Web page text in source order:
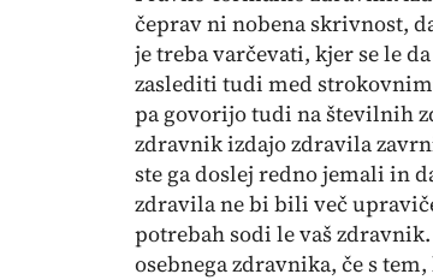
čeprav ni nobena skrivnost,
je treba varčevati, kjer se le
zaslediti tudi med
pa govorijo tudi na številnih
zdravnik izdajo zdravila
ste ga doslej redno jemali in
zdravila ne bi bili več
potrebah sodi le vaš
osebnega zdravnika, če s